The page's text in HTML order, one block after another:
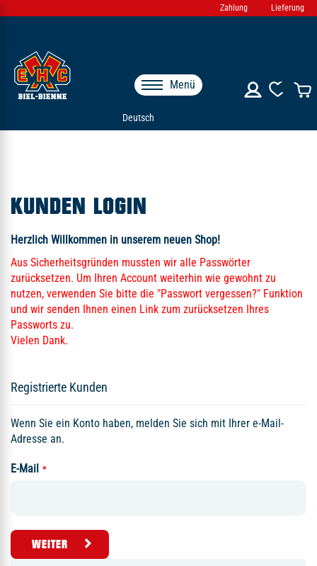
Zahlung Lieferung
Deutsch
Menü
KUNDEN LOGIN
Herzlich Willkommen in unserem neuen Shop!
Aus Sicherheitsgründen mussten wir alle Passwörter
zurücksetzen. Um Ihren Account weiterhin wie gewohnt zu
nutzen, verwenden Sie bitte die "Passwort vergessen?" Funktion
und wir senden Ihnen einen Link zum zurücksetzen Ihres
Passworts zu.
Vielen Dank.
Registrierte Kunden
Wenn Sie ein Konto haben, melden Sie sich mit Ihrer e-Mail-
Adresse an.
E-Mail
WEITER